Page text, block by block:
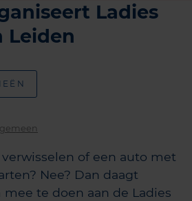
Ladies
Leiden
of een auto met
Nee? Dan daagt
te doen aan de Ladies